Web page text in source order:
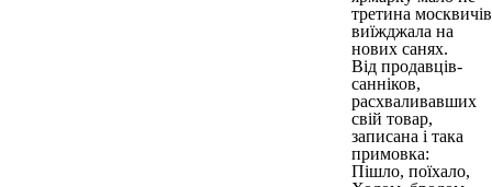
третина москвичів
виїжджала на
нових санях.
Від продавців-
санніков,
расхваливавших
свій товар,
записана і така
примовка:
Пішло, поїхало,